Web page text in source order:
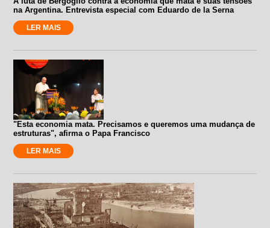
na Argentina. Entrevista especial com Eduardo de la Serna
LER MAIS
"Esta economia mata. Precisamos e queremos uma mudança de
estruturas", afirma o Papa Francisco
LER MAIS